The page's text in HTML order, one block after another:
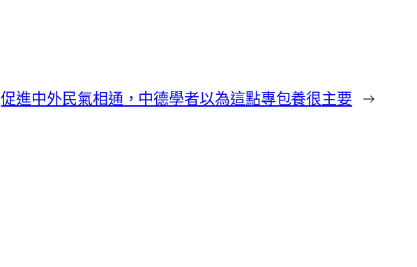
促進中外民氣相通，中德學者以為這點專包養很主要 →